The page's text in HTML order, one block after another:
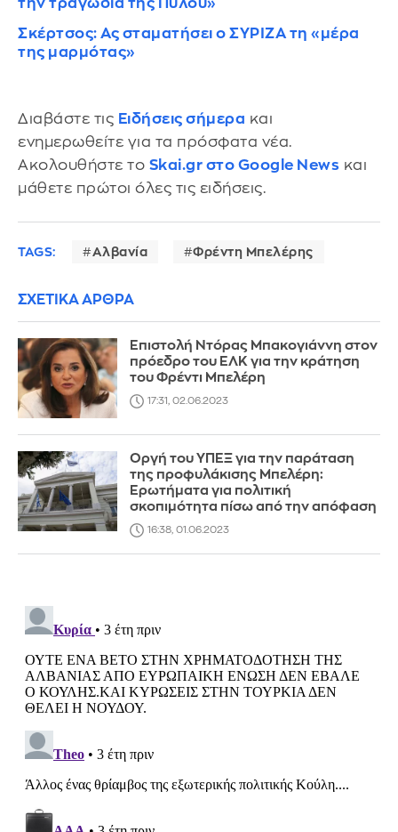
την τραγωδία της Πύλου»
Σκέρτσος: Ας σταματήσει ο ΣΥΡΙΖΑ τη «μέρα
της μαρμότας»
Διαβάστε τις Ειδήσεις σήμερα και
ενημερωθείτε για τα πρόσφατα νέα.
Ακολουθήστε το Skai.gr στο Google News και
μάθετε πρώτοι όλες τις ειδήσεις.
TAGS: Αλβανία Φρέντη Μπελέρης
ΣΧΕΤΙΚΑ ΑΡΘΡΑ
Επιστολή Nτόρας Μπακογιάννη στον
πρόεδρο του ΕΛΚ για την κράτηση
του Φρέντι Μπελέρη
17:31, 02.06.2023
Οργή του ΥΠΕΞ για την παράταση
της προφυλάκισης Μπελέρη:
Ερωτήματα για πολιτική
σκοπιμότητα πίσω από την απόφαση
16:38, 01.06.2023